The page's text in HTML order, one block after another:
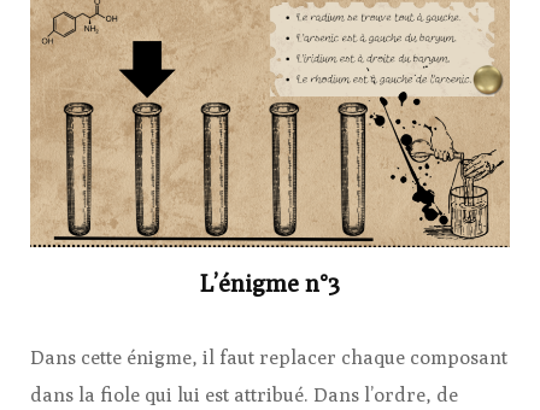
L’énigme n°3
Dans cette énigme, il faut replacer chaque composant
dans la fiole qui lui est attribué. Dans l’ordre, de